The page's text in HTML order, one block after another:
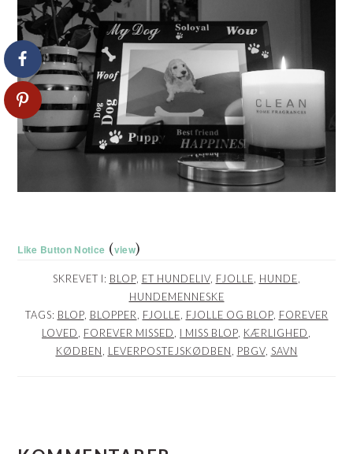
Like Button Notice (view)
SKREVET I: BLOP, ET HUNDELIV, FJOLLE, HUNDE,
HUNDEMENNESKE
TAGS: BLOP, BLOPPER, FJOLLE, FJOLLE OG BLOP, FOREVER
LOVED, FOREVER MISSED, I MISS BLOP, KÆRLIGHED,
KØDBEN, LEVERPOSTEJSKØDBEN, PBGV, SAVN